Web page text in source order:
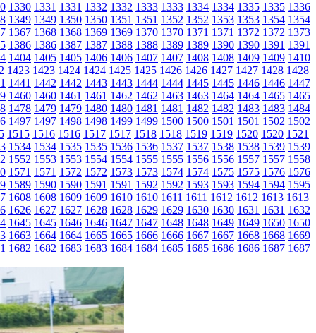
1330 1331 1331 1332 1332 1333 1333 1334 1334 1335 1335 1336
1349 1349 1350 1350 1351 1351 1352 1352 1353 1353 1354 1354
1367 1368 1368 1369 1369 1370 1370 1371 1371 1372 1372 1373
1386 1386 1387 1387 1388 1388 1389 1389 1390 1390 1391 1391
1404 1405 1405 1406 1406 1407 1407 1408 1408 1409 1409 1410
1423 1423 1424 1424 1425 1425 1426 1426 1427 1427 1428 1428
1441 1442 1442 1443 1443 1444 1444 1445 1445 1446 1446 1447
1460 1460 1461 1461 1462 1462 1463 1463 1464 1464 1465 1465
1478 1479 1479 1480 1480 1481 1481 1482 1482 1483 1483 1484
1497 1497 1498 1498 1499 1499 1500 1500 1501 1501 1502 1502
1515 1516 1516 1517 1517 1518 1518 1519 1519 1520 1520 1521
1534 1534 1535 1535 1536 1536 1537 1537 1538 1538 1539 1539
1552 1553 1553 1554 1554 1555 1555 1556 1556 1557 1557 1558
1571 1571 1572 1572 1573 1573 1574 1574 1575 1575 1576 1576
1589 1590 1590 1591 1591 1592 1592 1593 1593 1594 1594 1595
1608 1608 1609 1609 1610 1610 1611 1611 1612 1612 1613 1613
1626 1627 1627 1628 1628 1629 1629 1630 1630 1631 1631 1632
1645 1645 1646 1646 1647 1647 1648 1648 1649 1649 1650 1650
1663 1664 1664 1665 1665 1666 1666 1667 1667 1668 1668 1669
1682 1682 1683 1683 1684 1684 1685 1685 1686 1686 1687 1687